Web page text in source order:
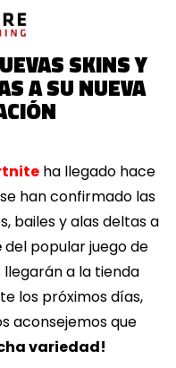
SKINS Y
A SU NUEVA
ha llegado hace
han confirmado las
bailes y alas deltas a
del popular juego de
llegarán a la tienda
los próximos días,
aconsejemos que
variedad!